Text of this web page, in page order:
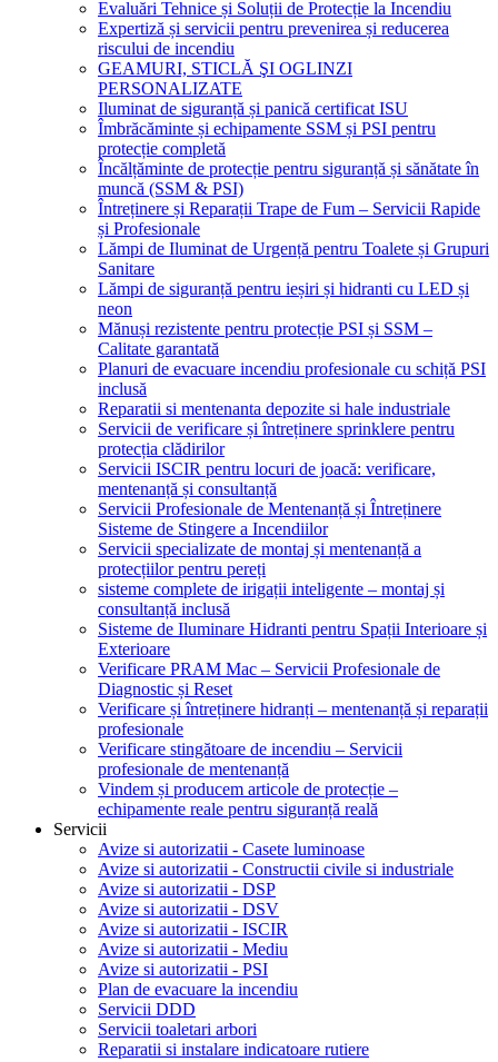
Evaluări Tehnice și Soluții de Protecție la Incendiu
Expertiză și servicii pentru prevenirea și reducerea
riscului de incendiu
GEAMURI, STICLĂ ŞI OGLINZI
PERSONALIZATE
Iluminat de siguranță și panică certificat ISU
Îmbrăcăminte și echipamente SSM și PSI pentru
protecție completă
Încălțăminte de protecție pentru siguranță și sănătate în
muncă (SSM & PSI)
Întreținere și Reparații Trape de Fum – Servicii Rapide
și Profesionale
Lămpi de Iluminat de Urgență pentru Toalete și Grupuri
Sanitare
Lămpi de siguranță pentru ieșiri și hidranti cu LED și
neon
Mănuși rezistente pentru protecție PSI și SSM –
Calitate garantată
Planuri de evacuare incendiu profesionale cu schiță PSI
inclusă
Reparatii si mentenanta depozite si hale industriale
Servicii de verificare și întreținere sprinklere pentru
protecția clădirilor
Servicii ISCIR pentru locuri de joacă: verificare,
mentenanță și consultanță
Servicii Profesionale de Mentenanță și Întreținere
Sisteme de Stingere a Incendiilor
Servicii specializate de montaj și mentenanță a
protecțiilor pentru pereți
sisteme complete de irigații inteligente – montaj și
consultanță inclusă
Sisteme de Iluminare Hidranti pentru Spații Interioare și
Exterioare
Verificare PRAM Mac – Servicii Profesionale de
Diagnostic și Reset
Verificare și întreținere hidranți – mentenanță și reparații
profesionale
Verificare stingătoare de incendiu – Servicii
profesionale de mentenanță
Vindem și producem articole de protecție –
echipamente reale pentru siguranță reală
Servicii
Avize si autorizatii - Casete luminoase
Avize si autorizatii - Constructii civile si industriale
Avize si autorizatii - DSP
Avize si autorizatii - DSV
Avize si autorizatii - ISCIR
Avize si autorizatii - Mediu
Avize si autorizatii - PSI
Plan de evacuare la incendiu
Servicii DDD
Servicii toaletari arbori
Reparatii si instalare indicatoare rutiere